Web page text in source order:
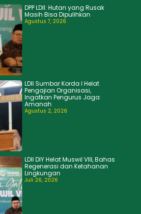
DPP LDII: Hutan yang Rusak
Masih Bisa Dipulihkan
Agustus 7, 2026
LDII Sumbar Korda I Helat
Pengajian Organisasi,
Ingatkan Pengurus Jaga
Amanah
Agustus 2, 2026
LDII DIY Helat Muswil VIII, Bahas
Regenerasi dan Ketahanan
Lingkungan
Juli 26, 2026